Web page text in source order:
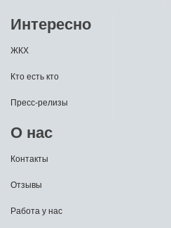
Интересно
ЖКХ
Кто есть кто
Пресс-релизы
О нас
Контакты
Отзывы
Работа у нас